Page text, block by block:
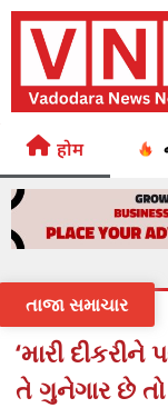
होम
તાજા સમાચાર
‘મારી દીકરીને
તે ગુનેગાર છે